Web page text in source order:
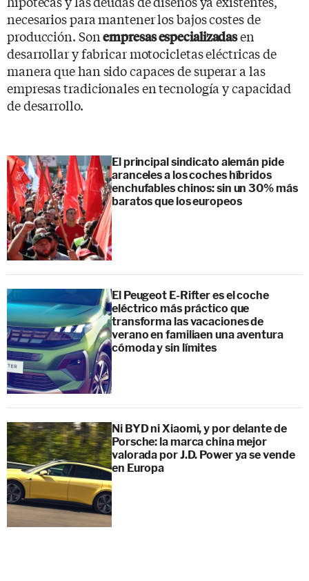
necesarios para mantener los bajos costes de
producción. Sonempresas especializadasen
desarrollar y fabricar motocicletas eléctricas de
manera que han sido capaces de superar a las
empresas tradicionales en tecnología y capacidad
de desarrollo.
El principal sindicato alemán pide
aranceles a los coches híbridos
enchufables chinos: sin un 30% más
baratos que los europeos
El Peugeot E-Rifter es el coche
eléctrico más práctico que
transforma las vacaciones de
verano en familiaen una aventura
cómoda y sin límites
Ni BYD ni Xiaomi, y por delante de
Porsche: la marca china mejor
valorada por J.D. Power ya se vende
en Europa